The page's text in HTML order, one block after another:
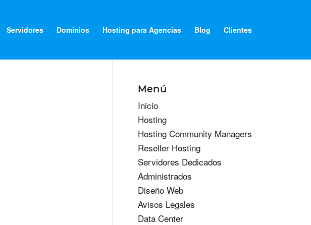
Servidores Dominios Hosting para Agencias Blog Clientes
Menú
Inicio
Hosting
Hosting Community Managers
Reseller Hosting
Servidores Dedicados
Administrados
Diseño Web
Avisos Legales
Data Center